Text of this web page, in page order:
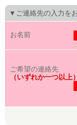
▼ご連絡先の入力を
お名前
ご希望の連絡先
（いずれか一つ以上）